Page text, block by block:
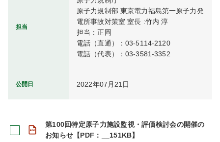
担当
原子力規制部 東京電力福島第一原子力発
電所事故対策室 室長 :竹内 淳
担当：正岡
電話（直通）：03-5114-2120
電話（代表）：03-3581-3352
公開日 2022年07月21日
第100回特定原子力施設監視・評価検討会の開催の
お知らせ【PDF：__151KB】